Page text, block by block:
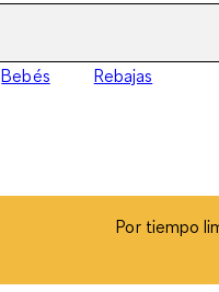
Bebés Rebajas
Por tiempo